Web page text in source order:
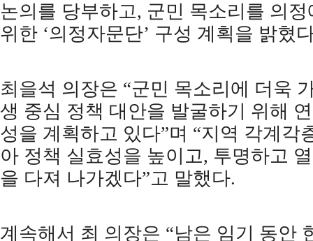
논의를 당부하고, 군민 목소리를 의
위한 ‘의정자문단’ 구성 계획을 밝혔
최을석 의장은 “군민 목소리에 더욱
생 중심 정책 대안을 발굴하기 위해
성을 계획하고 있다”며 “지역 각계각
아 정책 실효성을 높이고, 투명하고
을 다져 나가겠다”고 말했다.
계속해서 최 의장은 “남은 임기 동안